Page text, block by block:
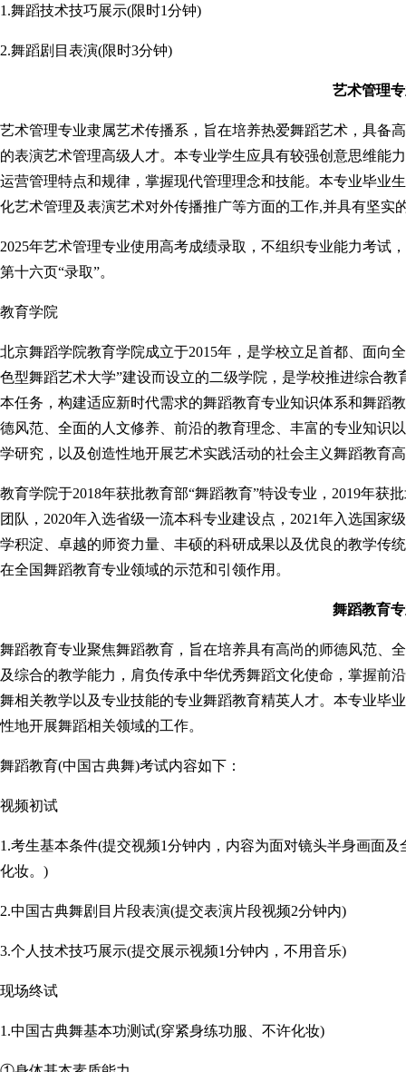
1.舞蹈技术技巧展示(限时1分钟)
2.舞蹈剧目表演(限时3分钟)
艺术管理
艺术管理专业隶属艺术传播系，旨在培养热爱舞蹈艺术，具备
的表演艺术管理高级人才。本专业学生应具有较强创意思维能
运营管理特点和规律，掌握现代管理理念和技能。本专业毕业
化艺术管理及表演艺术对外传播推广等方面的工作,并具有坚实
2025年艺术管理专业使用高考成绩录取，不组织专业能力考试
第十六页“录取”。
教育学院
北京舞蹈学院教育学院成立于2015年，是学校立足首都、面向
色型舞蹈艺术大学”建设而设立的二级学院，是学校推进综合
本任务，构建适应新时代需求的舞蹈教育专业知识体系和舞蹈
德风范、全面的人文修养、前沿的教育理念、丰富的专业知识
学研究，以及创造性地开展艺术实践活动的社会主义舞蹈教育
教育学院于2018年获批教育部“舞蹈教育”特设专业，2019年获
团队，2020年入选省级一流本科专业建设点，2021年入选国
学积淀、卓越的师资力量、丰硕的科研成果以及优良的教学传
在全国舞蹈教育专业领域的示范和引领作用。
舞蹈教育
舞蹈教育专业聚焦舞蹈教育，旨在培养具有高尚的师德风范、
及综合的教学能力，肩负传承中华优秀舞蹈文化使命，掌握前
舞相关教学以及专业技能的专业舞蹈教育精英人才。本专业毕
性地开展舞蹈相关领域的工作。
舞蹈教育(中国古典舞)考试内容如下：
视频初试
1.考生基本条件(提交视频1分钟内，内容为面对镜头半身画面
化妆。)
2.中国古典舞剧目片段表演(提交表演片段视频2分钟内)
3.个人技术技巧展示(提交展示视频1分钟内，不用音乐)
现场终试
1.中国古典舞基本功测试(穿紧身练功服、不许化妆)